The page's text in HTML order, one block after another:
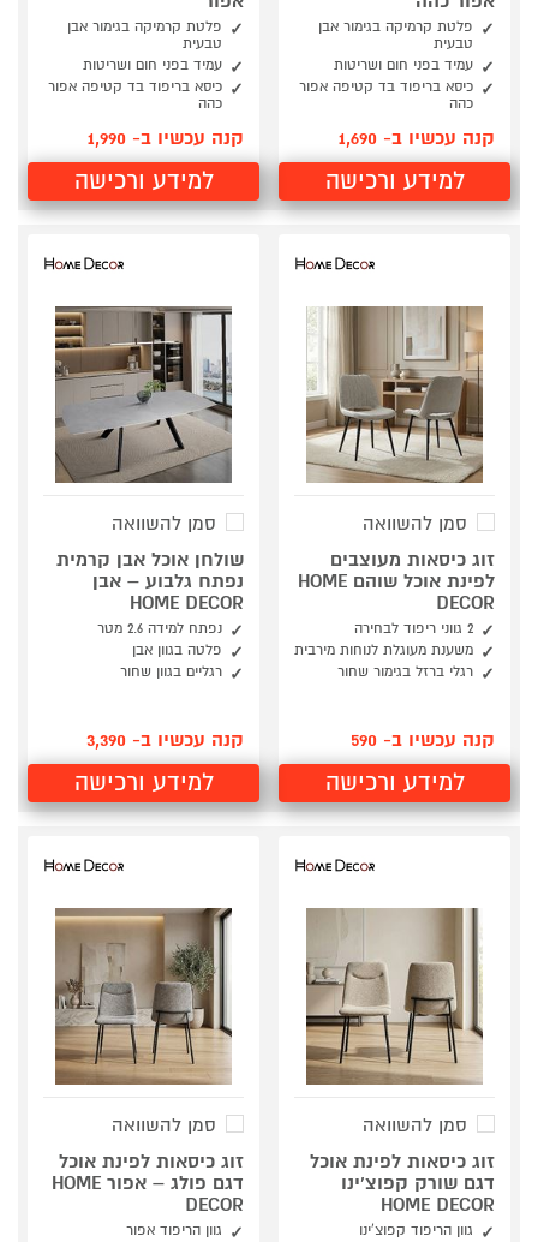
פלטת קרמיקה בגימור אבן
טבעית
עמיד בפני חום ושריטות
כיסא בריפוד בד קטיפה אפור
כהה
קנה עכשיו ב- 1,690
למידע ורכישה
פלטת קרמיקה בגימור אבן
טבעית
עמיד בפני חום ושריטות
כיסא בריפוד בד קטיפה אפור
כהה
קנה עכשיו ב- 1,990
למידע ורכישה
סמן להשוואה
זוג כיסאות מעוצבים
לפינת אוכל שוהם HOME
DECOR
2 גווני ריפוד לבחירה
משענת מעוגלת לנוחות מירבית
רגלי ברזל בגימור שחור
קנה עכשיו ב- 590
למידע ורכישה
סמן להשוואה
שולחן אוכל אבן קרמית
נפתח גלבוע – אבן
HOME DECOR
נפתח למידה 2.6 מטר
פלטה בגוון אבן
רגליים בגוון שחור
קנה עכשיו ב- 3,390
למידע ורכישה
סמן להשוואה
זוג כיסאות לפינת אוכל
דגם שורק קפוצ'ינו
HOME DECOR
גוון הריפוד קפוצ'ינו
סמן להשוואה
זוג כיסאות לפינת אוכל
דגם פולג – אפור HOME
DECOR
גוון הריפוד אפור